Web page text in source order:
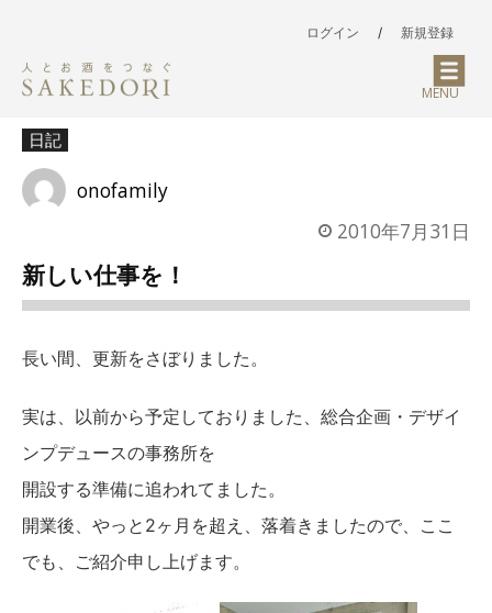
ログイン / 新規登録
MENU
日記
onofamily
2010年7月31日
新しい仕事を！
長い間、更新をさぼりました。
実は、以前から予定しておりました、総合企画・デザイ
ンプデュースの事務所を
開設する準備に追われてました。
開業後、やっと2ヶ月を超え、落着きましたので、ここ
でも、ご紹介申し上げます。